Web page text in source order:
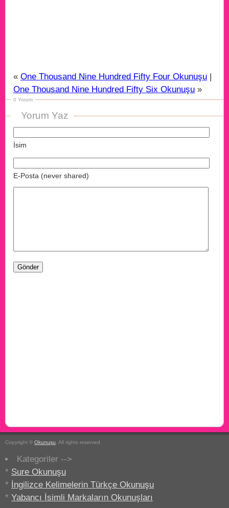
« One Thousand Nine Hundred Fifty Four Okunuşu |
One Thousand Nine Hundred Fifty Six Okunuşu »
0 Yorum
Yorum Yaz
İsim
E-Posta (never shared)
Copyright © Okunuşu . All rights reserved.
Kategoriler -->
* Sure Okunuşu
* İngilizce Kelimelerin Türkçe Okunuşu
* Yabancı İsimli Markaların Okunuşları